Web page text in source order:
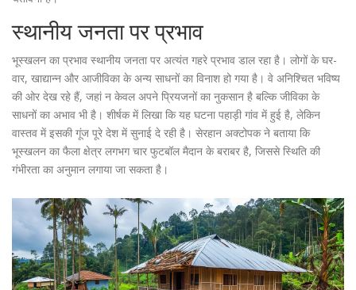
स्थानीय जनता पर प्रभाव
भूस्खलन का प्रभाव स्थानीय जनता पर अत्यंत गहरे प्रभाव डाल रहा है। लोगों के घर-
वार, खाद्यान्न और आजीविका के अन्य साधनों का विनाश हो गया है। वे अनिश्चित भविष्य
की ओर देख रहे हैं, जहां न केवल अपने प्रियजनों का नुकसान है बल्कि जीविका के
साधनों का अभाव भी है। शीर्षक में लिखा कि यह घटना पहाड़ी गांव में हुई है, लेकिन
वास्तव में इसकी गूंज पूरे देश में सुनाई दे रही है। सेरहान अक्टोपक ने बताया कि
भूस्खलन का फैला क्षेत्र लगभग चार फुटबॉल मैदान के बराबर है, जिससे स्थिति की
गंभीरता का अनुमान लगाया जा सकता है।